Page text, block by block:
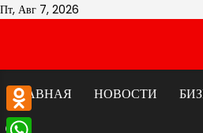
Перейти
Пт, Авг 7, 2026
ГЛАВНАЯ
НОВОСТИ
Odnoklassniki